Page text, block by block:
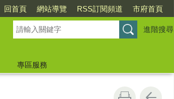
回首頁 網站導覽 RSS訂閱頻道 市府首頁
進階搜尋
專區服務